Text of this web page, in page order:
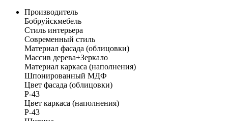
Производитель
Бобруйскмебель
Стиль интерьера
Современный стиль
Материал фасада (облицовки)
Массив дерева+Зеркало
Материал каркаса (наполнения)
Шпонированный МДФ
Цвет фасада (облицовки)
Р-43
Цвет каркаса (наполнения)
Р-43